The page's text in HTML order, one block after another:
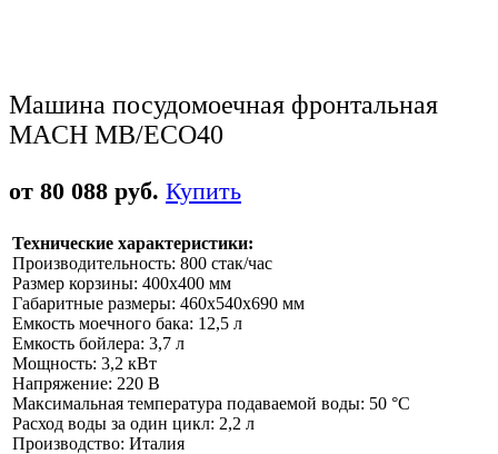
Машина посудомоечная фронтальная
MACH MB/ECO40
от 80 088 руб. Купить
Технические характеристики:
Производительность: 800 стак/час
Размер корзины: 400х400 мм
Габаритные размеры: 460x540x690 мм
Емкость моечного бака: 12,5 л
Емкость бойлера: 3,7 л
Мощность: 3,2 кВт
Напряжение: 220 В
Максимальная температура подаваемой воды: 50 °C
Расход воды за один цикл: 2,2 л
Производство: Италия